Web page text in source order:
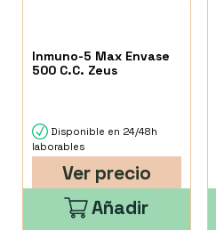
Inmuno-5 Max Envase
500 C.C. Zeus
Disponible en 24/48h
laborables
Ver precio
Añadir